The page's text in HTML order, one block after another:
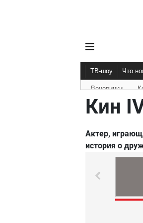
ТВ-шоу Что
Вечеринки
Кин
Актер,
история о